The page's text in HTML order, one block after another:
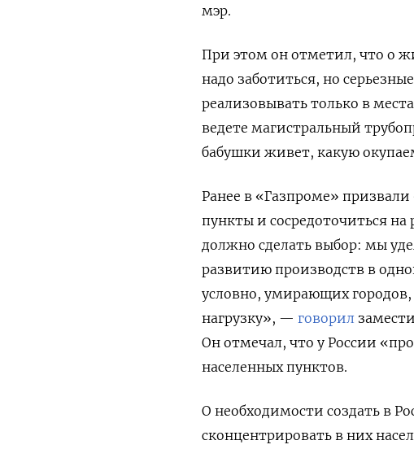
мэр.
При этом он отметил, что о
надо заботиться, но
реализовывать только в
ведете магистральный
бабушки живет, какую
Ранее в «Газпроме»
пункты и сосредоточиться на
должно сделать выбор: мы
развитию производств в
условно, умирающих
нагрузку», — говорил
Он отмечал, что у России
населенных пунктов.
О необходимости создать в
сконцентрировать в них